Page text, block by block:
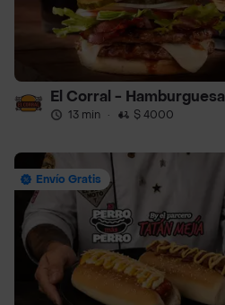
El Corral - Hamburguesa
13 min · $ 4000
Envío Gratis